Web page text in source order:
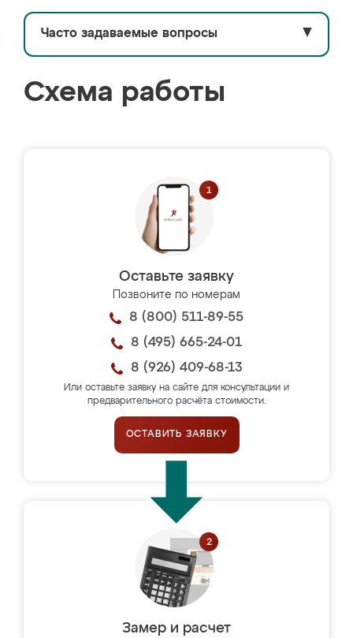
Часто задаваемые вопросы ▼
Схема работы
Оставьте заявку
Позвоните по номерам
8 (800) 511-89-55
8 (495) 665-24-01
8 (926) 409-68-13
Или оставьте заявку на сайте для консультации и
предварительного расчёта стоимости.
ОСТАВИТЬ ЗАЯВКУ
Замер и расчет